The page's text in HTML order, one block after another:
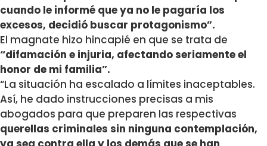
cuando le informé que ya no le pagaría los
excesos, decidió buscar protagonismo”.
El magnate hizo hincapié en que se trata de
“difamación e injuria, afectando seriamente el
honor de mi familia”.
“La situación ha escalado a límites inaceptables.
Así, he dado instrucciones precisas a mis
abogados para que preparen las respectivas
querellas criminales sin ninguna contemplación,